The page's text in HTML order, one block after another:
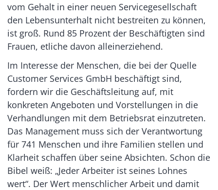
vom Gehalt in einer neuen Servicegesellschaft
den Lebensunterhalt nicht bestreiten zu können,
ist groß. Rund 85 Prozent der Beschäftigten sind
Frauen, etliche davon alleinerziehend.
Im Interesse der Menschen, die bei der Quelle
Customer Services GmbH beschäftigt sind,
fordern wir die Geschäftsleitung auf, mit
konkreten Angeboten und Vorstellungen in die
Verhandlungen mit dem Betriebsrat einzutreten.
Das Management muss sich der Verantwortung
für 741 Menschen und ihre Familien stellen und
Klarheit schaffen über seine Absichten. Schon die
Bibel weiß: „Jeder Arbeiter ist seines Lohnes
wert“. Der Wert menschlicher Arbeit und damit